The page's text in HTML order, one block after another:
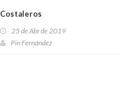
Costaleros
25 de Abr de 2019
Pin Fernández